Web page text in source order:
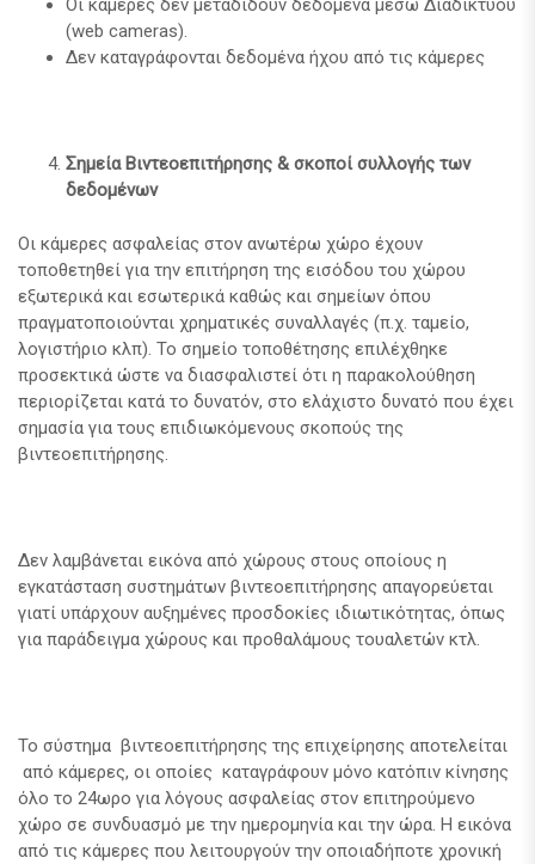
Οι κάμερες δεν μεταδίδουν δεδομένα μέσω Διαδικτύου
(web cameras).
Δεν καταγράφονται δεδομένα ήχου από τις κάμερες
Σημεία Βιντεοεπιτήρησης & σκοποί συλλογής των
δεδομένων
Οι κάμερες ασφαλείας στον ανωτέρω χώρο έχουν
τοποθετηθεί για την επιτήρηση της εισόδου του χώρου
εξωτερικά και εσωτερικά καθώς και σημείων όπου
πραγματοποιούνται χρηματικές συναλλαγές (π.χ. ταμείο,
λογιστήριο κλπ). Το σημείο τοποθέτησης επιλέχθηκε
προσεκτικά ώστε να διασφαλιστεί ότι η παρακολούθηση
περιορίζεται κατά το δυνατόν, στο ελάχιστο δυνατό που έχει
σημασία για τους επιδιωκόμενους σκοπούς της
βιντεοεπιτήρησης.
Δεν λαμβάνεται εικόνα από χώρους στους οποίους η
εγκατάσταση συστημάτων βιντεοεπιτήρησης απαγορεύεται
γιατί υπάρχουν αυξημένες προσδοκίες ιδιωτικότητας, όπως
για παράδειγμα χώρους και προθαλάμους τουαλετών κτλ.
Το σύστημα βιντεοεπιτήρησης της επιχείρησης αποτελείται
από κάμερες, οι οποίες καταγράφουν μόνο κατόπιν κίνησης
όλο το 24ωρο για λόγους ασφαλείας στον επιτηρούμενο
χώρο σε συνδυασμό με την ημερομηνία και την ώρα. Η εικόνα
από τις κάμερες που λειτουργούν την οποιαδήποτε χρονική